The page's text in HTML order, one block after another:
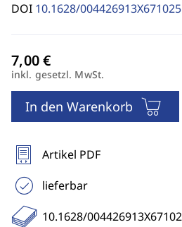
DOI 10.1628/004426913X671025
inkl. gesetzl. MwSt.
In den Warenkorb
Artikel PDF
lieferbar
10.1628/